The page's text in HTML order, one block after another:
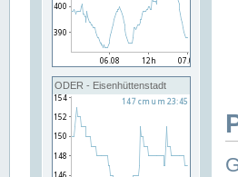
ODER - Eisenhüttenstadt